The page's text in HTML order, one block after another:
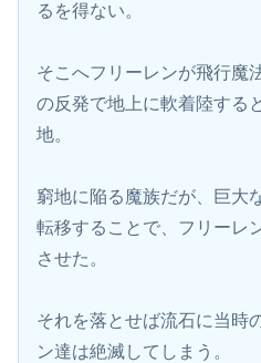
るを得ない。
そこへフリーレンが飛行魔
の反発で地上に軟着陸する
地。
窮地に陥る魔族だが、巨大
転移することで、フリーレ
させた。
それを落とせば流石に当時
ン達は絶滅してしまう。